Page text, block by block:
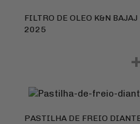
FILTRO DE OLEO K&N
2025
+
PASTILHA DE FREIO